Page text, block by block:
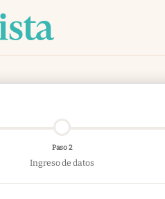
Paso 2
Ingreso de datos